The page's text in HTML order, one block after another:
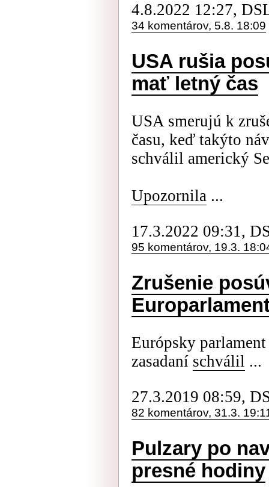
4.8.2022 12:27,
34 komentárov, 5.8. 18:09
USA rušia
mať letný čas
USA smerujú k
času, keď takýto
schválil americký
Upozornila ...
17.3.2022 09:31,
95 komentárov, 19.3.
Zrušenie
Európsky
zasadaní schválil ...
27.3.2019 08:59,
82 komentárov, 31.3.
Pulzary po
presné hodiny